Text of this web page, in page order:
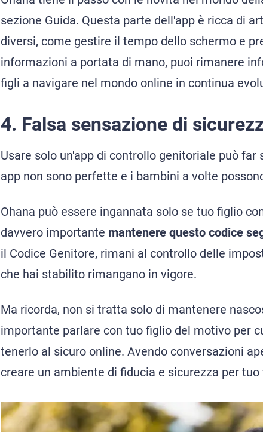
sezione Guida. Questa parte dell'app è ricca di
diversi, come gestire il tempo dello schermo e
informazioni a portata di mano, puoi rimanere
figli a navigare nel mondo online in continua
4. Falsa sensazione di
Usare solo un'app di controllo genitoriale può
app non sono perfette e i bambini a volte
Ohana può essere ingannata solo se tuo figlio
davvero importante mantenere questo codice
il Codice Genitore, rimani al controllo delle
che hai stabilito rimangano in vigore.
Ma ricorda, non si tratta solo di mantenere
importante parlare con tuo figlio del motivo per
tenerlo al sicuro online. Avendo conversazioni
creare un ambiente di fiducia e sicurezza per